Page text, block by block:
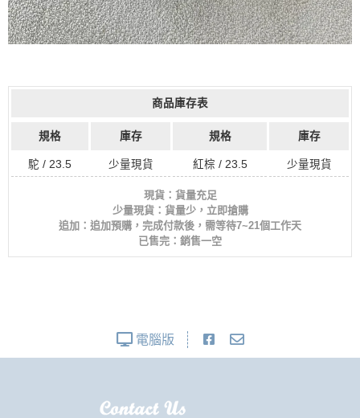
商品庫存表
規格 庫存 規格 庫存
駝 / 23.5 少量現貨 紅棕 / 23.5 少量現貨
現貨：貨量充足
少量現貨：貨量少，立即搶購
追加：追加預購，完成付款後，需等待7~21個工作天
已售完：銷售一空
電腦版